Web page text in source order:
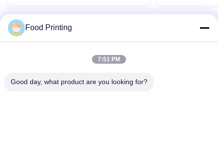
Μας ελάτε σε επαφή με
στιγμή!
Food Printing
7:51 PM
Good day, what product are you looking for?